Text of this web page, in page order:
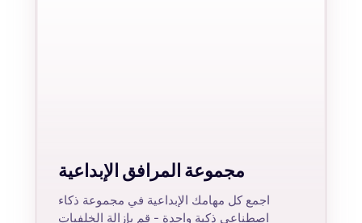
مجموعة المرافق الإبداعية
اجمع كل مهامك الإبداعية في مجموعة ذكاء
اصطناعي ذكية واحدة - قم بإزالة الخلفيات